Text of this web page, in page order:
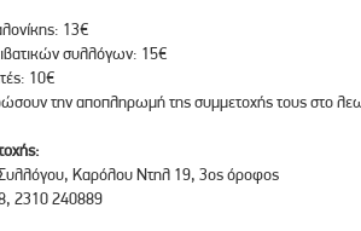
13€
συλλόγων: 15€
10€
την αποπληρωμή της συμμετοχής τους στο
Καρόλου Ντηλ 19, 3ος όροφος
2310 240889